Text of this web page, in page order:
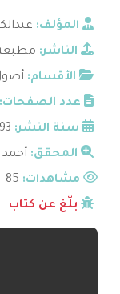
المؤلف:
الناشر:
الأقسام:
عدد الصفحات:
سنة النشر:
المحقق:
مشاهدات:
بلّغ عن كتاب